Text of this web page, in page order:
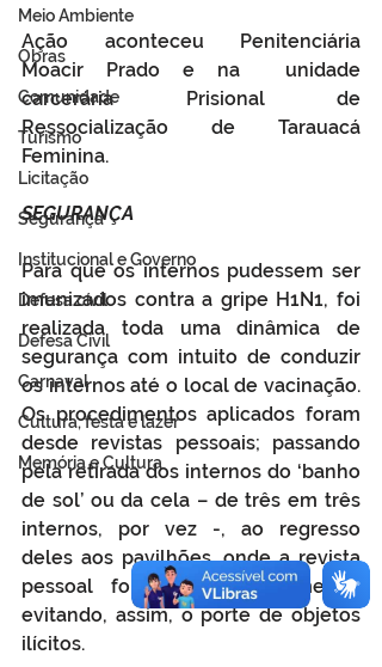
Meio Ambiente
Obras
Comunidade
Turismo
Licitação
Segurança
Institucional e Governo
Defesa cívil
Defesa Civil
Carnaval
Cultura, festa e lazer
Memória e Cultura
Ação aconteceu Penitenciária
Moacir Prado e na  unidade
carcerária Prisional de
Ressocialização de Tarauacá
Feminina.
SEGURANÇA
Para que os internos pudessem ser
imunizados contra a gripe H1N1, foi
realizada toda uma dinâmica de
segurança com intuito de conduzir
os internos até o local de vacinação.
Os procedimentos aplicados foram
desde revistas pessoais; passando
pela retirada dos internos do ‘banho
de sol’ ou da cela – de três em três
internos, por vez -, ao regresso
deles aos pavilhões, onde a revista
pessoal foi aplicada novamente,
evitando, assim, o porte de objetos
ilícitos.